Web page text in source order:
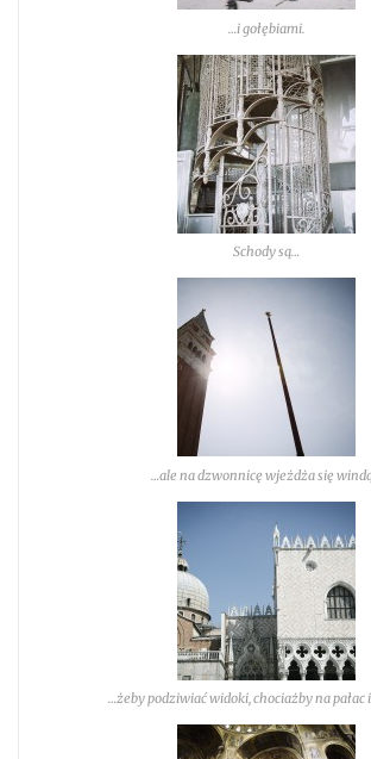
…i gołębiami.
Schody są…
…ale na dzwonnicę wjeżdża się
…żeby podziwiać widoki, chociażby na pałac